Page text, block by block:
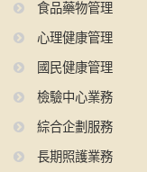
食品藥物管理
心理健康管理
國民健康管理
檢驗中心業務
綜合企劃服務
長期照護業務